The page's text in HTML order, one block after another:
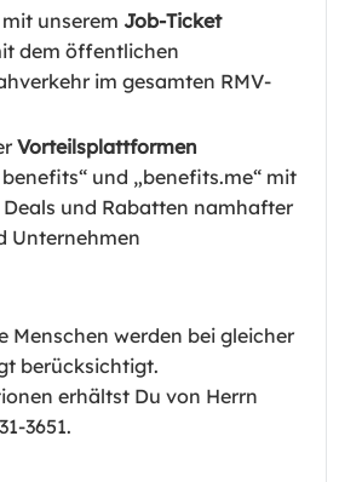
unserem Job-Ticket
dem öffentlichen
im gesamten RMV-
Vorteilsplattformen
und „benefits.me“ mit
und Rabatten namhafter
Unternehmen
Menschen werden bei gleicher
berücksichtigt.
erhältst Du von Herrn
3651.